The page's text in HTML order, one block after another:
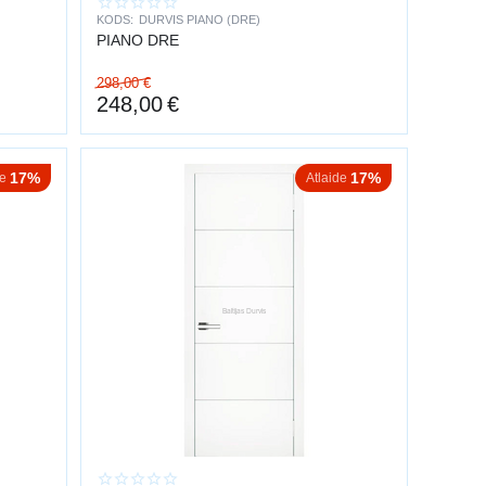
KODS: DURVIS PIANO (DRE)
PIANO DRE
298,00 €
248,00€
17% Atlaide 17%